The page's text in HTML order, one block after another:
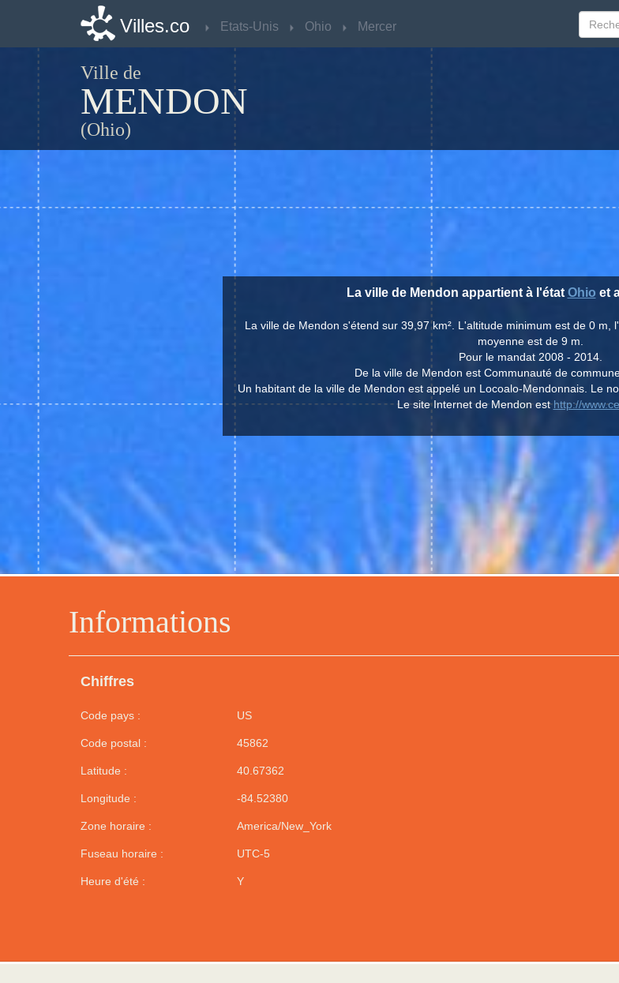
Villes.co Etats-Unis Ohio Mercer
Ville de
MENDON
(Ohio)
Informations
Chiffres
Code pays : US
Code postal : 45862
Latitude : 40.67362
Longitude : -84.52380
Zone horaire : America/New_York
Fuseau horaire : UTC-5
Heure d'été : Y
La ville de Mendon appartient à l'état Ohio et
La ville de Mendon s'étend sur 39,97 km². L'altitude minimum est de 0 m,
moyenne est de 9 m.
Pour le mandat 2008 - 2014.
De la ville de Mendon est Communauté de
Un habitant de la ville de Mendon est appelé un Locoalo-Mendonnais. Le
Le site Internet de Mendon esthttp://
Villes.co Etats-Unis Ohio Mercer